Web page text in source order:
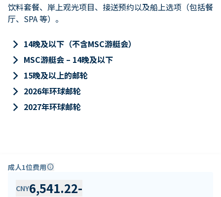
饮料套餐、岸上观光项目、接送预约以及船上选项（包括餐
厅、SPA 等）。
keyboard_arrow_right 14晚及以下（不含MSC游艇会）
keyboard_arrow_right MSC游艇会 – 14晚及以下
keyboard_arrow_right 15晚及以上的邮轮
keyboard_arrow_right 2026年环球邮轮
keyboard_arrow_right 2027年环球邮轮
成人1位费用info
CNY6,541.22-